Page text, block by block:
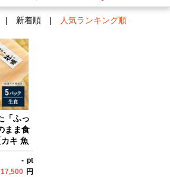
新着順| 人気ランキング順
「ふっ
まま食
キ 魚
- pt
17,500 円